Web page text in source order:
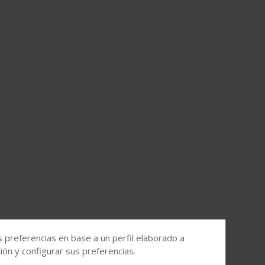
en base a un perfil elaborado a
y configurar sus preferencias.